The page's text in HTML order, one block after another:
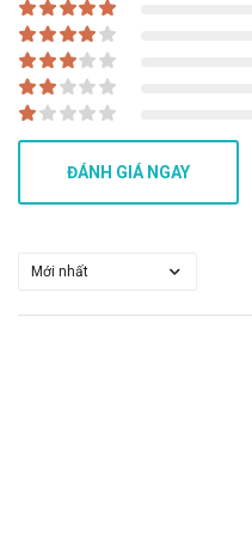
thứ hai để bù cho liều
tục với liều tiếp theo.
Quá liều: Trong trường
Trung tâm cấp cứu 115
gần nhất.
Bảo quản
Nơi thoáng mát, nhiệt độ
Hạn sử dụng
36 tháng
ĐÁNH GIÁ NGAY